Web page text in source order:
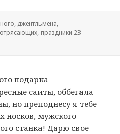
, джентльмена,
, праздники 23
подарка
сайты, оббегала
но преподнесу я тебе
носков, мужского
станка! Дарю свое